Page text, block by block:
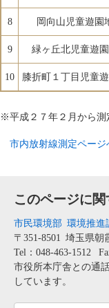
8 岡向山児童遊園
9 緑ヶ丘北児童遊
10 膝折町１丁目児童
※平成２７年２月から測
市内放射線測定ページ
このページに
市民環境部 環境推進
〒351-8501 埼玉県朝
Tel：048-463-1512
市役所本庁舎との通
しています。